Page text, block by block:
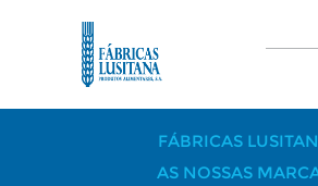
FÁBRICAS
AS NOSSAS